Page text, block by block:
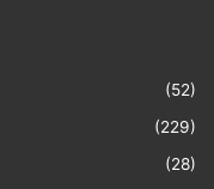
(52)
(229)
(28)